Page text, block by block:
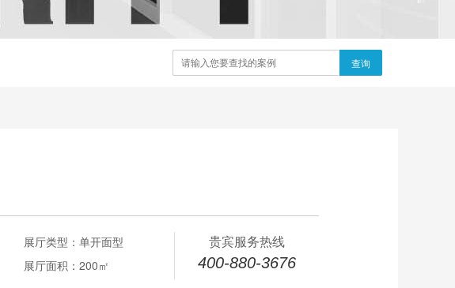
查询
展厅类型： 单开面型
展厅面积： 200㎡
贵宾服务热线
400-880-3676